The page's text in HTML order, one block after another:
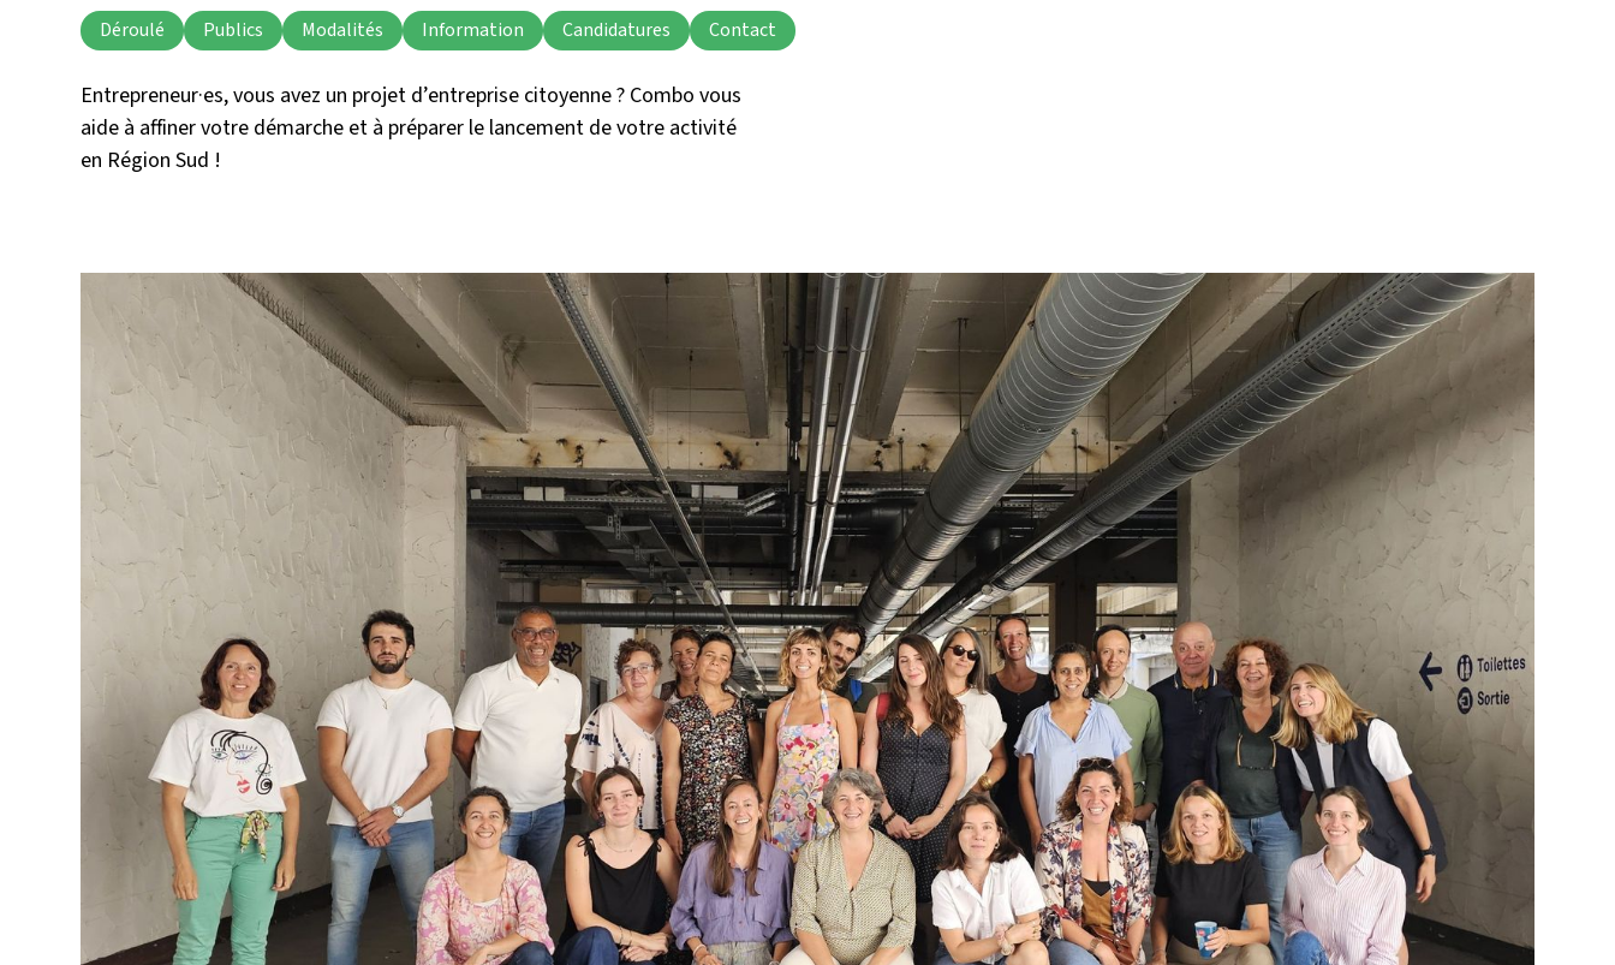
Déroulé Publics Modalités Information Candidatures Contact
Entrepreneur·es, vous avez un projet d’entreprise citoyenne ? Combo vous
aide à affiner votre démarche et à préparer le lancement de votre activité
en Région Sud !